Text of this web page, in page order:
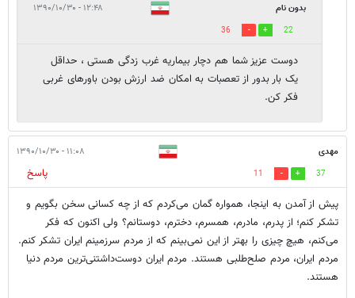
بدون نام ۱۲:۴۸ - ۱۳۹۰/۱۰/۳۰
22
36
دوست عزیز شما هم دچار بیماریه غرب زدگی هستی ، حداقل
یک بار بدور از تعصبات به امکان ضد ارزش بودن باورهای غربی
فکر کن.
مهدی ۱۱:۰۸ - ۱۳۹۰/۱۰/۳۰
37
11
پاسخ
پیش از آمدن به اینجا، همواره گمان می‌کردم که از چه کسانی سخن بگویم و
تشکر کنم؛ از پدرم، مادرم، همسرم، دخترم، دوستانم؟ ولی اکنون که فکر
می‌کنم، هیچ چیزی را بهتر از این نمی‌بینم که از مردم سرزمینم ایران تشکر کنم.
مردم ایران، مردم صلح‌طلبی هستند. مردم ایران دوست‌داشتنی‌ترین مردم دنیا
هستند.